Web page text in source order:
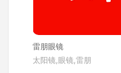
雷朋眼镜
太阳镜,眼镜,雷朋